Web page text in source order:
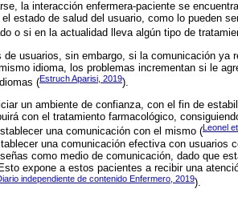
la interacción enfermera-paciente se
estado de salud del usuario, como lo pueden
o si en la actualidad lleva algún tipo de
usuarios, sin embargo, si la comunicación ya
idioma, los problemas incrementan si le
(Estruch Aparisi, 2019).
un ambiente de confianza, con el fin de
con el tratamiento farmacológico,
una comunicación con el mismo (Leonel
una comunicación efectiva con usuarios
como medio de comunicación, dado que
expone a estos pacientes a recibir una
independiente de contenido Enfermero, 2019).